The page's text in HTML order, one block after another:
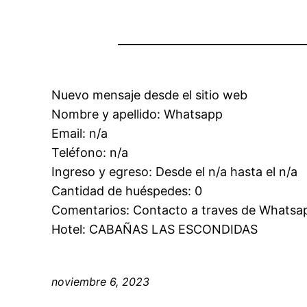
Nuevo mensaje desde el sitio web
Nombre y apellido: Whatsapp
Email: n/a
Teléfono: n/a
Ingreso y egreso: Desde el n/a hasta el n/a
Cantidad de huéspedes: 0
Comentarios: Contacto a traves de
Hotel: CABAÑAS LAS ESCONDIDAS
noviembre 6, 2023